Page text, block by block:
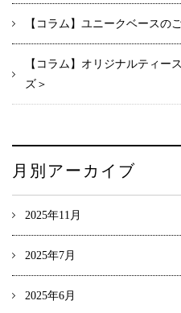
【コラム】ユニークベースの
【コラム】オリジナルティ
ズ＞
月別アーカイブ
2025年11月
2025年7月
2025年6月